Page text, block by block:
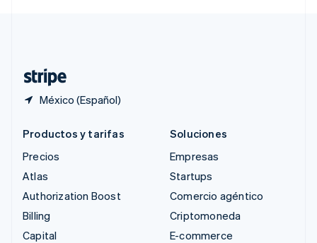
México (Español)
Productos y tarifas
Precios
Atlas
Authorization Boost
Billing
Capital
Soluciones
Empresas
Startups
Comercio agéntico
Criptomoneda
E-commerce